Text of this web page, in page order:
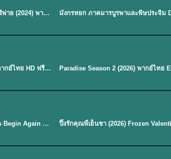
The Legend of ShenLi ปฐพีไร้พ่าย (2024) พากย์ไทย ซับไทย EP.1-39 ★8
EP.9ดูซีรี่ย์ Detective Hole (2026) พากย์ไทย HD ฟรี อัปเดตล่าสุด Netflix
รักได้หรือ (2026) YOUNG Let's Begin Again พากย์ไทย EP.1-19 ★8